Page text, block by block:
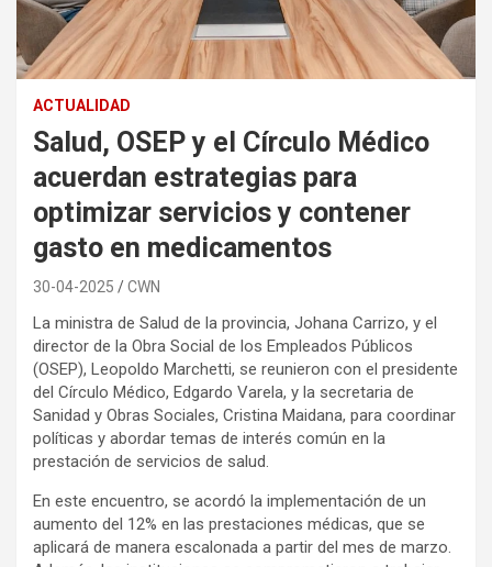
ACTUALIDAD
Salud, OSEP y el Círculo Médico
acuerdan estrategias para
optimizar servicios y contener
gasto en medicamentos
30-04-2025 CWN
La ministra de Salud de la provincia, Johana Carrizo, y el
director de la Obra Social de los Empleados Públicos
(OSEP), Leopoldo Marchetti, se reunieron con el presidente
del Círculo Médico, Edgardo Varela, y la secretaria de
Sanidad y Obras Sociales, Cristina Maidana, para coordinar
políticas y abordar temas de interés común en la
prestación de servicios de salud.
En este encuentro, se acordó la implementación de un
aumento del 12% en las prestaciones médicas, que se
aplicará de manera escalonada a partir del mes de marzo.